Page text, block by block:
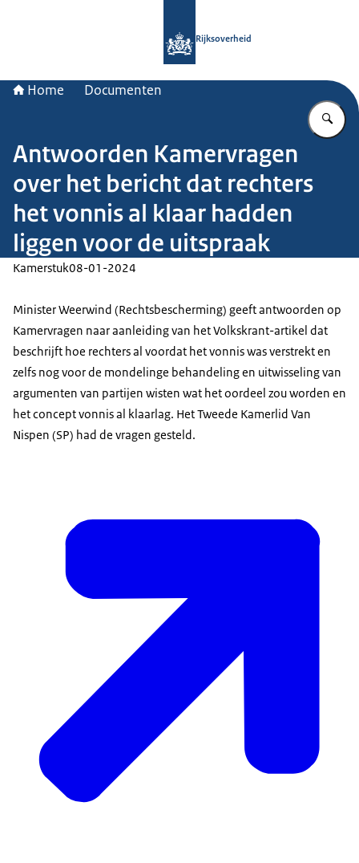
Rijksoverheid
Home Documenten
Antwoorden Kamervragen
over het bericht dat rechters
het vonnis al klaar hadden
liggen voor de uitspraak
Kamerstuk08-01-2024
Minister Weerwind (Rechtsbescherming) geeft antwoorden op
Kamervragen naar aanleiding van het Volkskrant-artikel dat
beschrijft hoe rechters al voordat het vonnis was verstrekt en
zelfs nog voor de mondelinge behandeling en uitwisseling van
argumenten van partijen wisten wat het oordeel zou worden en
het concept vonnis al klaarlag. Het Tweede Kamerlid Van
Nispen (SP) had de vragen gesteld.